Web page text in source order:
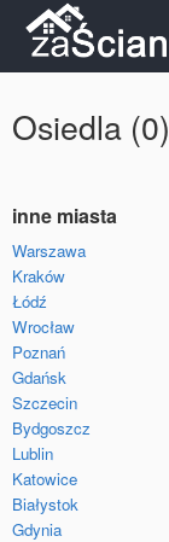
Osiedla (0)
inne miasta
Warszawa
Kraków
Łódź
Wrocław
Poznań
Gdańsk
Szczecin
Bydgoszcz
Lublin
Katowice
Białystok
Gdynia